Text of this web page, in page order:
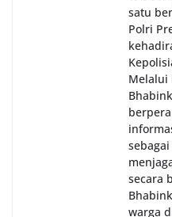
satu
Polri
Melalui
secara
warga